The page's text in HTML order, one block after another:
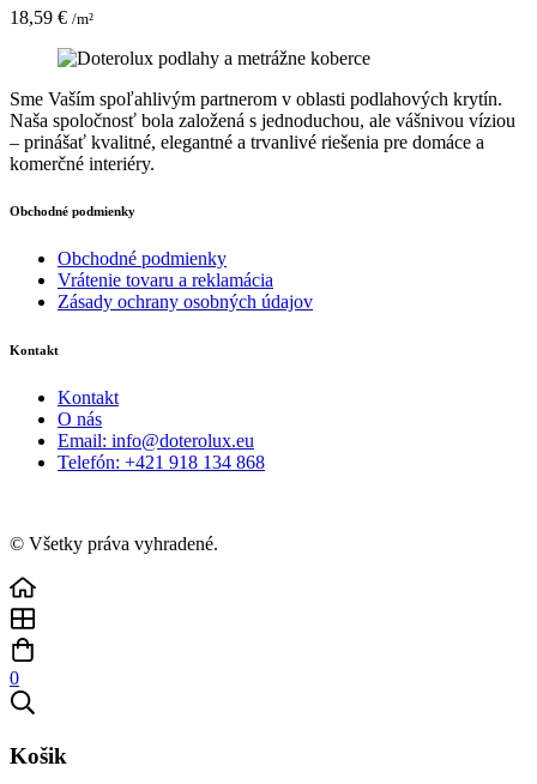
môžete
vybrať
na
stránke
produktu.
18,59 € /m²
Sme Vaším spoľahlivým partnerom v oblasti podlahových krytín.
Naša spoločnosť bola založená s jednoduchou, ale vášnivou víziou
– prinášať kvalitné, elegantné a trvanlivé riešenia pre domáce a
komerčné interiéry.
Obchodné podmienky
Obchodné podmienky
Vrátenie tovaru a reklamácia
Zásady ochrany osobných údajov
Kontakt
Kontakt
O nás
Email: info@doterolux.eu
Telefón: +421 918 134 868
© Všetky práva vyhradené.
0
Košik